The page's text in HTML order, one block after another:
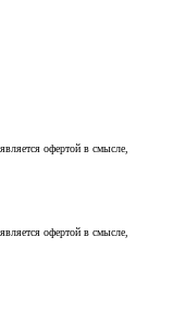
офертой в смысле,
офертой в смысле,